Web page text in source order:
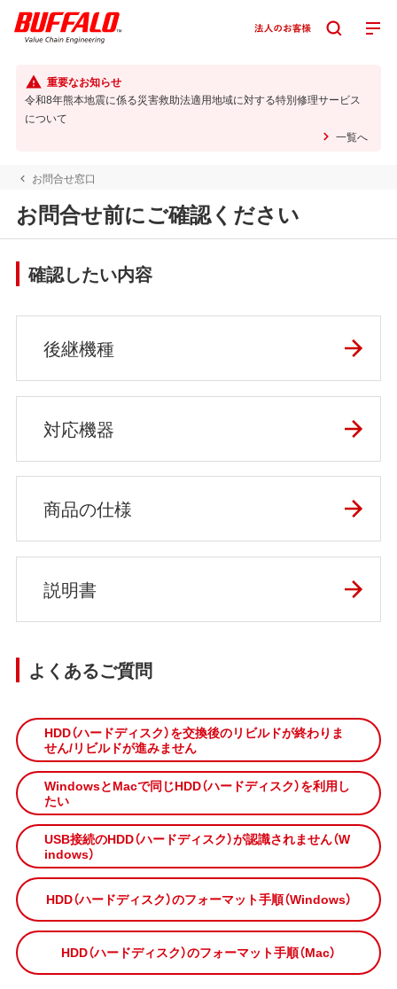
重要なお知らせ
令和8年熊本地震に係る災害救助法適用地域に対する特別修理サービス
について
一覧へ
お問合せ窓口
お問合せ前にご確認ください
確認したい内容
後継機種
対応機器
商品の仕様
説明書
よくあるご質問
HDD（ハードディスク）を交換後のリビルドが終わりま
せん/リビルドが進みません
WindowsとMacで同じHDD（ハードディスク）を利用し
たい
USB接続のHDD（ハードディスク）が認識されません（W
indows）
HDD（ハードディスク）のフォーマット手順（Windows）
HDD（ハードディスク）のフォーマット手順（Mac）